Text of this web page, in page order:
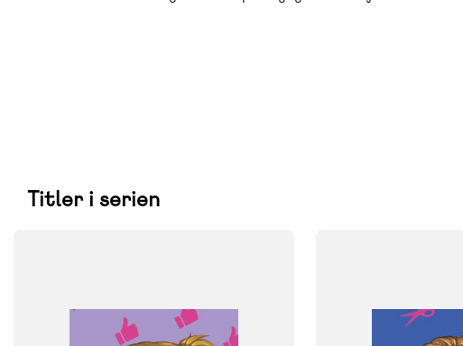
Titler i serien
NIVEAU
4. klasse 5. klasse 6. klasse
NIVEAU
4. klasse